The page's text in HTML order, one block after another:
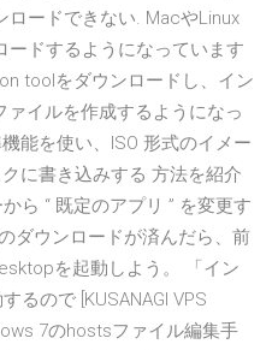
ードできない. MacやLinux
ードするようになっています
toolをダウンロードし、イン
イルを作成するようになっ
能を使い、ISO 形式のイメー
に書き込みする 方法を紹介
ら “ 既定のアプリ ” を変更す
ダウンロードが済んだら、前
を起動しよう。 「イン
るので [KUSANAGI VPS
7のhostsファイル編集手